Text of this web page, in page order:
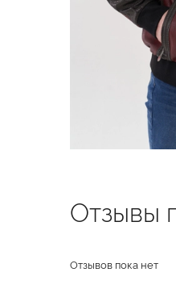
Отзывы
Отзывов пока нет